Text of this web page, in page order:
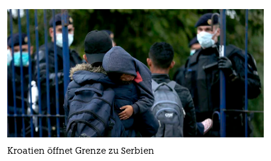
Kroatien öffnet Grenze zu Serbien